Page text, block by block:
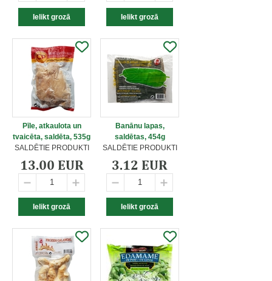
Pīle, atkaulota un
tvaicēta, saldēta, 535g
SALDĒTIE PRODUKTI
13.00 EUR
Banānu lapas,
saldētas, 454g
SALDĒTIE PRODUKTI
3.12 EUR